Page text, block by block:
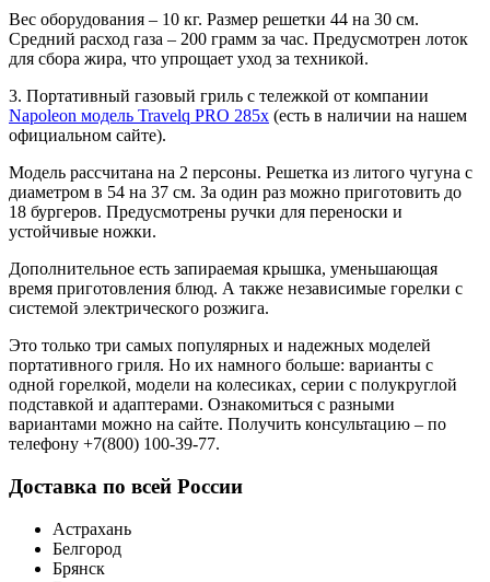
Вес оборудования – 10 кг. Размер решетки 44 на 30 см.
Средний расход газа – 200 грамм за час. Предусмотрен лоток
для сбора жира, что упрощает уход за техникой.
3. Портативный газовый гриль с тележкой от компании
Napoleon модель Travelq PRO 285x (есть в наличии на нашем
официальном сайте).
Модель рассчитана на 2 персоны. Решетка из литого чугуна с
диаметром в 54 на 37 см. За один раз можно приготовить до
18 бургеров. Предусмотрены ручки для переноски и
устойчивые ножки.
Дополнительное есть запираемая крышка, уменьшающая
время приготовления блюд. А также независимые горелки с
системой электрического розжига.
Это только три самых популярных и надежных моделей
портативного гриля. Но их намного больше: варианты с
одной горелкой, модели на колесиках, серии с полукруглой
подставкой и адаптерами. Ознакомиться с разными
вариантами можно на сайте. Получить консультацию – по
телефону +7(800) 100-39-77.
Доставка по всей России
Астрахань
Белгород
Брянск